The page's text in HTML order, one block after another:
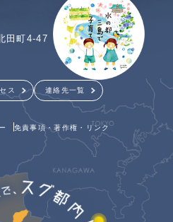
田町4-47
ス 連絡先一覧
免責事項・著作権・リンク